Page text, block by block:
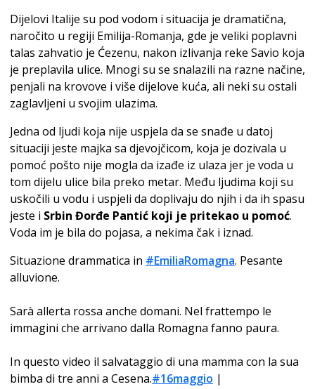
Dijelovi Italije su pod vodom i situacija je dramatična,
naročito u regiji Emilija-Romanja, gde je veliki poplavni
talas zahvatio je Ćezenu, nakon izlivanja reke Savio koja
je preplavila ulice. Mnogi su se snalazili na razne načine,
penjali na krovove i više dijelove kuća, ali neki su ostali
zaglavljeni u svojim ulazima.
Jedna od ljudi koja nije uspjela da se snađe u datoj
situaciji jeste majka sa djevojčicom, koja je dozivala u
pomoć pošto nije mogla da izađe iz ulaza jer je voda u
tom dijelu ulice bila preko metar. Među ljudima koji su
uskočili u vodu i uspjeli da doplivaju do njih i da ih spasu
jeste i Srbin Đorđe Pantić koji je pritekao u pomoć.
Voda im je bila do pojasa, a nekima čak i iznad.
Situazione drammatica in #EmiliaRomagna. Pesante
alluvione.
Sarà allerta rossa anche domani. Nel frattempo le
immagini che arrivano dalla Romagna fanno paura.
In questo video il salvataggio di una mamma con la sua
bimba di tre anni a Cesena.#16maggio |